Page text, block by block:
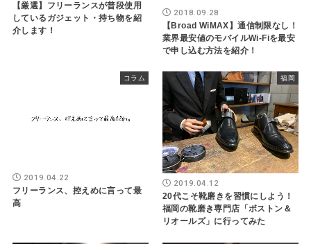
【厳選】フリーランスが普段使用
しているガジェット・持ち物を紹
介します！
2018.09.28
【Broad WiMAX】通信制限なし！
業界最安値のモバイルWi-Fiを最安
で申し込む方法を紹介！
コラム
2019.04.22
フリーランス、控えめに言って最
高
福岡
2019.04.12
20代こそ靴磨きを習慣にしよう！
福岡の靴磨き専門店「ボストン＆
リオールズ」に行ってみた